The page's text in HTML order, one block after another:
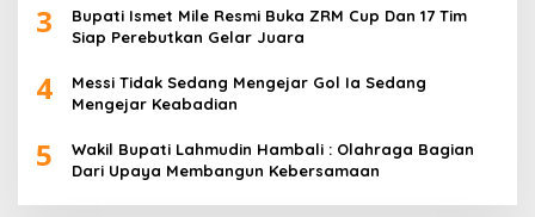
3
Bupati Ismet Mile Resmi Buka ZRM Cup Dan 17 Tim
Siap Perebutkan Gelar Juara
4
Messi Tidak Sedang Mengejar Gol Ia Sedang
Mengejar Keabadian
5
Wakil Bupati Lahmudin Hambali : Olahraga Bagian
Dari Upaya Membangun Kebersamaan